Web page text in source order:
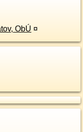
ObÚ ¤